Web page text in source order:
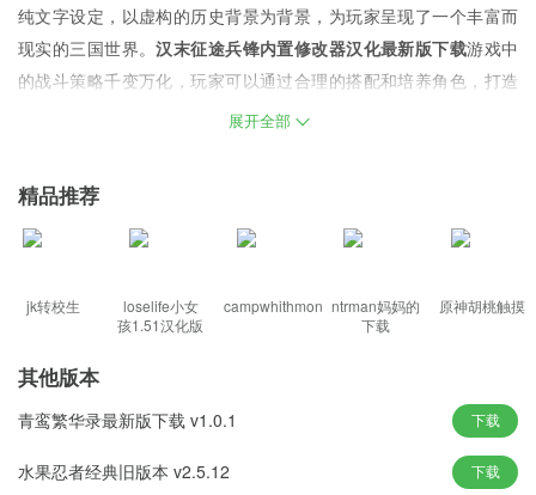
纯文字设定，以虚构的历史背景为背景，为玩家呈现了一个丰富而
现实的三国世界。汉末征途兵锋内置修改器汉化最新版下载游戏中
的战斗策略千变万化，玩家可以通过合理的搭配和培养角色，打造
属于自己的无敌阵容，充分施展智慧和策略，征服战场。
在生命如草的世界里，你也在城堡里摇晃，每一个选择都决定了你
的运气。
体验。
多种策略等待你选择并使用，完成史诗般的反击，让你展现你的强
大能力。
你可以与各种角色互动，可以好好战斗和挑战，不断拓展自己的领
地;
每一场战斗都更加精彩刺激，准备好应对不同的敌人，体验更多刺
展开全部
精品推荐
jk转校生
loselife小女
孩1.51汉化版
campwhithmon ntrman妈妈的
下载
原神胡桃触摸
其他版本
青鸾繁华录最新版下载 v1.0.1 下载
水果忍者经典旧版本 v2.5.12 下载